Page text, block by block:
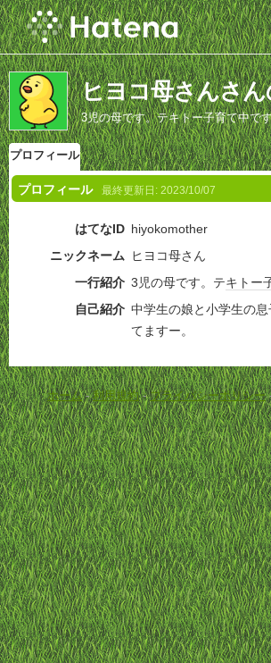
ヒヨコ母さんさ
3児の母です。テキトー子育て中で
プロフィール
プロフィール 最終更新日: 2023/10/07
はてなID hiyokomother
ニックネーム ヒヨコ母さん
一行紹介 3児の母です。テキトー
自己紹介 中学生の娘と小学生の
てますー。
ホーム-利用規約-プライバシーポリシー